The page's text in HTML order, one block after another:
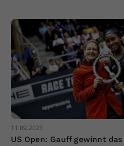
11.09.2023
US Open: Gauff gewinnt
Zweck
Einstellungen.
zufällig
historische
vorgenommen
Webseiten-
hat.